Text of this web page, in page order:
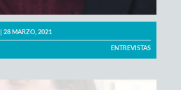
| 28 MARZO, 2021
ENTREVISTAS